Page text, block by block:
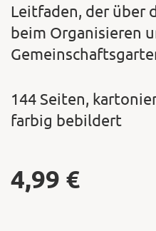
Leitfaden, der über
beim Organisieren
144 Seiten,
farbig bebildert
4,99 €